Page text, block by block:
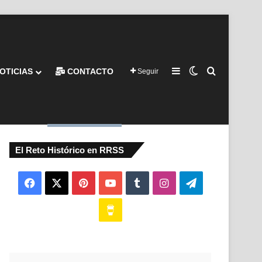
CONTACTO Seguir Barra lateral
Switch skin
El Reto Histórico en RRSS
Facebook PinterestYouTubeTumblrInstagramTelegram